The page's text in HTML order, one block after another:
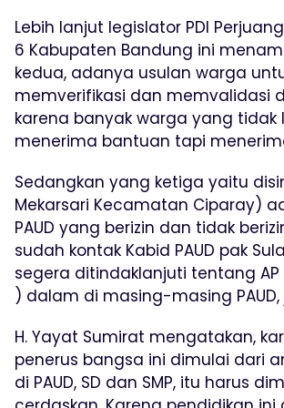
Lebih lanjut legislator PDI
6 Kabupaten Bandung ini
kedua, adanya usulan warga
memverifikasi dan memvalidasi
karena banyak warga yang tidak
menerima bantuan tapi
Sedangkan yang ketiga yaitu
Mekarsari Kecamatan Ciparay)
PAUD yang berizin dan tidak
sudah kontak Kabid PAUD pak
segera ditindaklanjuti tentang
) dalam di masing-masing
H. Yayat Sumirat mengatakan,
penerus bangsa ini dimulai dari
di PAUD, SD dan SMP, itu harus